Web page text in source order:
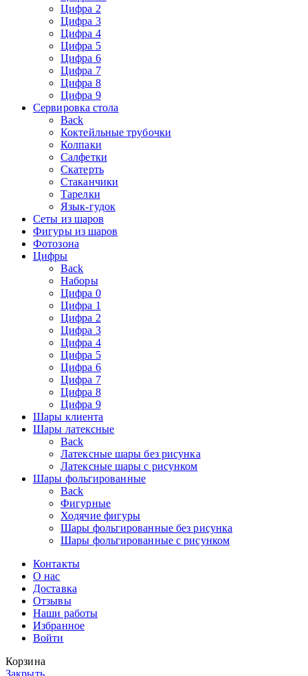
Цифра 2
Цифра 3
Цифра 4
Цифра 5
Цифра 6
Цифра 7
Цифра 8
Цифра 9
Сервировка стола
Back
Коктейльные трубочки
Колпаки
Салфетки
Скатерть
Стаканчики
Тарелки
Язык-гудок
Сеты из шаров
Фигуры из шаров
Фотозона
Цифры
Back
Наборы
Цифра 0
Цифра 1
Цифра 2
Цифра 3
Цифра 4
Цифра 5
Цифра 6
Цифра 7
Цифра 8
Цифра 9
Шары клиента
Шары латексные
Back
Латексные шары без рисунка
Латексные шары с рисунком
Шары фольгированные
Back
Фигурные
Ходячие фигуры
Шары фольгированные без рисунка
Шары фольгированные с рисунком
Контакты
О нас
Доставка
Отзывы
Наши работы
Избранное
Войти
Корзина
Закрыть